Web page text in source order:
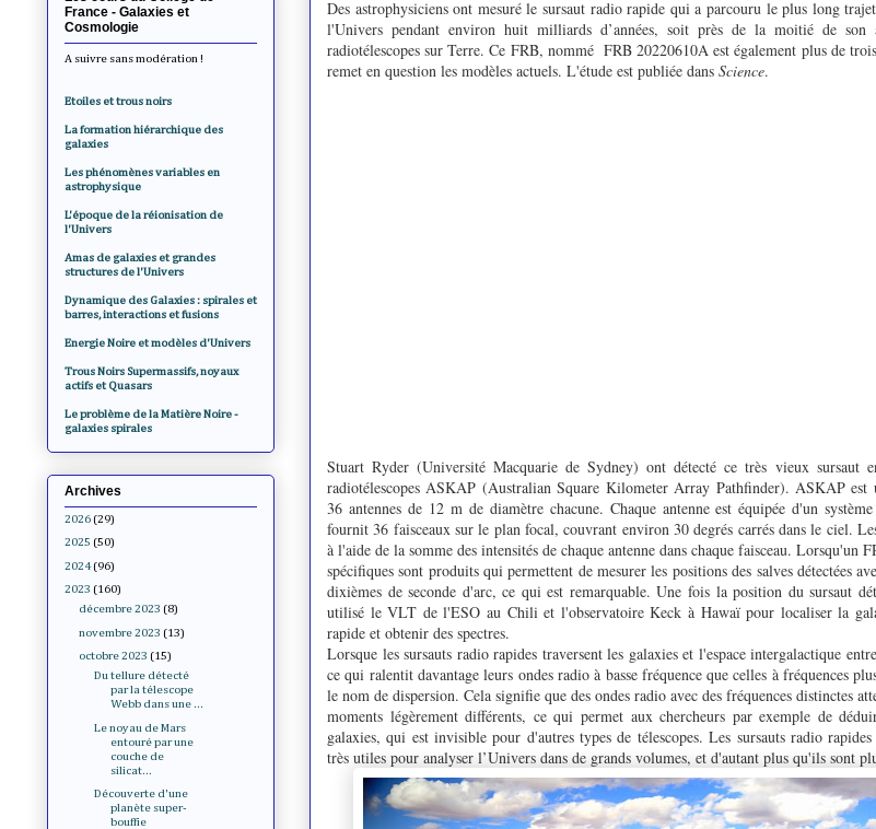
Des astrophysiciens ont mesuré le sursaut radio rapide qui a parcouru le plus long
l'Univers pendant environ huit milliards d’années, soit près de la moitié de son
radiotélescopes sur Terre. Ce FRB, nommé FRB 20220610A est également plus de
remet en question les modèles actuels. L'étude est publiée dans Science.
Stuart Ryder (Université Macquarie de Sydney) ont détecté ce très vieux sursaut
radiotélescopes ASKAP (Australian Square Kilometer Array Pathfinder). ASKAP est
36 antennes de 12 m de diamètre chacune. Chaque antenne est équipée d'un
fournit 36 ​​faisceaux sur le plan focal, couvrant environ 30 degrés carrés dans le ciel.
à l'aide de la somme des intensités de chaque antenne dans chaque faisceau. Lorsqu'un
spécifiques sont produits qui permettent de mesurer les positions des salves détectées
dixièmes de seconde d'arc, ce qui est remarquable. Une fois la position du sursaut
utilisé le VLT de l'ESO au Chili et l'observatoire Keck à Hawaï pour localiser la
rapide et obtenir des spectres.
Lorsque les sursauts radio rapides traversent les galaxies et l'espace intergalactique
ce qui ralentit davantage leurs ondes radio à basse fréquence que celles à fréquences
le nom de dispersion. Cela signifie que des ondes radio avec des fréquences distinctes
moments légèrement différents, ce qui permet aux chercheurs par exemple de
galaxies, qui est invisible pour d'autres types de télescopes. Les sursauts radio
très utiles pour analyser l’Univers dans de grands volumes, et d'autant plus qu'ils sont
France - Galaxies et
Cosmologie
A suivre sans modération !
Etoiles et trous noirs
La formation hiérarchique des
galaxies
Les phénomènes variables en
astrophysique
L'époque de la réionisation de
l'Univers
Amas de galaxies et grandes
structures de l'Univers
Dynamique des Galaxies : spirales et
barres, interactions et fusions
Energie Noire et modèles d'Univers
Trous Noirs Supermassifs, noyaux
actifs et Quasars
Le problème de la Matière Noire -
galaxies spirales
Archives
2026 (29)
2025 (50)
2024 (96)
2023 (160)
décembre 2023 (8)
novembre 2023 (13)
octobre 2023 (15)
Du tellure détecté
par la télescope
Webb dans une ...
Le noyau de Mars
entouré par une
couche de
silicat...
Découverte d'une
planète super-
bouffie